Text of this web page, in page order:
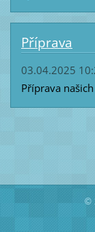
Příprava
03.04.2025
Příprava
©